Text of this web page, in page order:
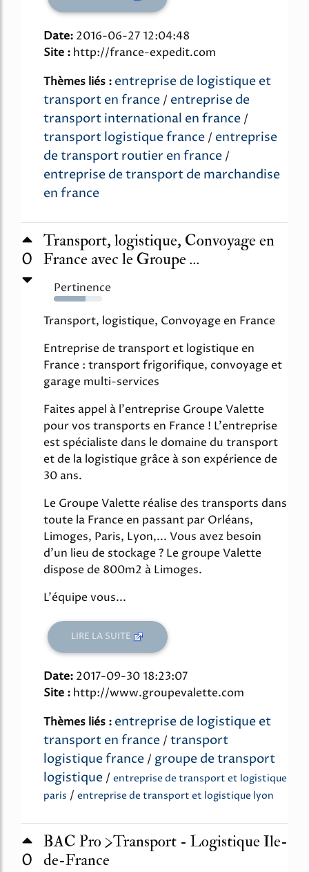
Date: 2016-06-27 12:04:48
Site : http://france-expedit.com
Thèmes liés : entreprise de logistique et
transport en france / entreprise de
transport international en france /
transport logistique france / entreprise
de transport routier en france /
entreprise de transport de marchandise
en france
0
Transport, logistique, Convoyage en
France avec le Groupe ...
Pertinence
66%
Transport, logistique, Convoyage en France
Entreprise de transport et logistique en
France : transport frigorifique, convoyage et
garage multi-services
Faites appel à l'entreprise Groupe Valette
pour vos transports en France ! L'entreprise
est spécialiste dans le domaine du transport
et de la logistique grâce à son expérience de
30 ans.
Le Groupe Valette réalise des transports dans
toute la France en passant par Orléans,
Limoges, Paris, Lyon,... Vous avez besoin
d'un lieu de stockage ? Le groupe Valette
dispose de 800m2 à Limoges.
L'équipe vous...
LIRE LA SUITE
Date: 2017-09-30 18:23:07
Site : http://www.groupevalette.com
Thèmes liés : entreprise de logistique et
transport en france / transport
logistique france / groupe de transport
logistique / entreprise de transport et logistique
paris / entreprise de transport et logistique lyon
0
BAC Pro >Transport - Logistique Ile-
de-France